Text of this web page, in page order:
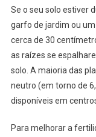
Se o seu solo estiver
garfo de jardim ou
cerca de 30
as raízes se
solo. A maioria das
neutro (em torno de
disponíveis em
Para melhorar a